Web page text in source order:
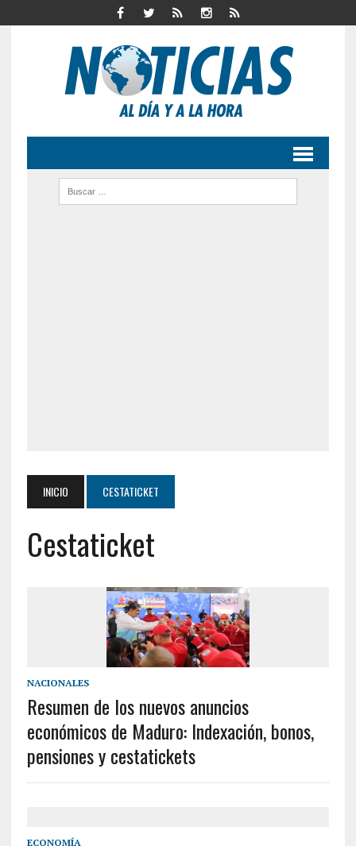
INICIO CESTATICKET
Cestaticket
NACIONALES
Resumen de los nuevos anuncios
económicos de Maduro: Indexación, bonos,
pensiones y cestatickets
ECONOMÍA